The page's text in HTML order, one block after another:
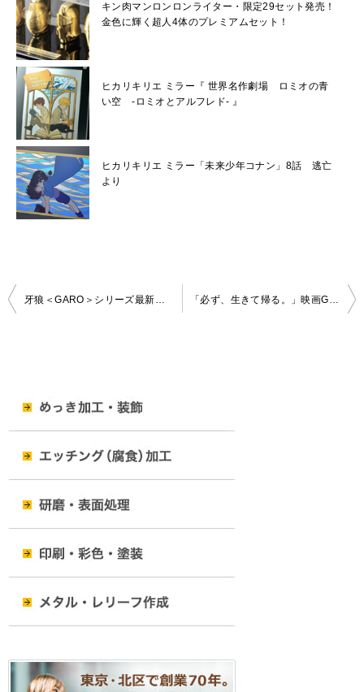
キン肉マンロンロンライター・限定29セット発売！
金色に輝く超人4体のプレミアムセット！
ヒカリキリエ ミラー『 世界名作劇場 ロミオの青
い空 -ロミオとアルフレド- 』
ヒカリキリエ ミラー「未来少年コナン」8話 逃亡
より
投
ゲ
ー
シ
ョ
ン
牙狼＜GARO＞シリーズ最新作!! 絶狼＜ZERO＞キーホルダータグ2種類発売 「必ず、生きて帰る。」映画GANTZ：O・ロンソンライター登場！